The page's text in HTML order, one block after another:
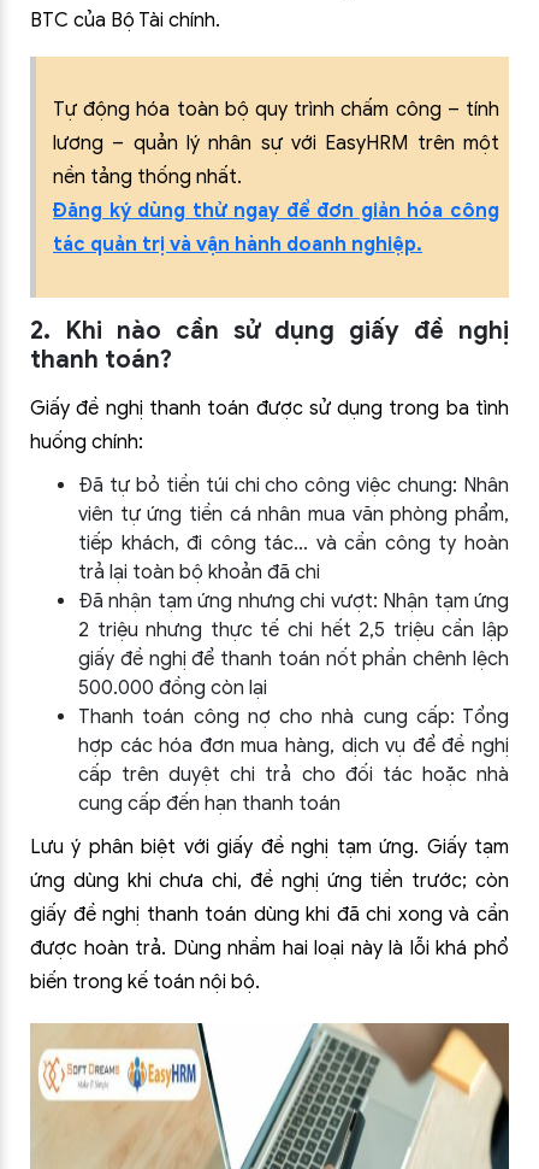
BTC của Bộ Tài chính.
Tự động hóa toàn bộ quy trình chấm công – tính
lương – quản lý nhân sự với EasyHRM trên một
nền tảng thống nhất.
Đăng ký dùng thử ngay để đơn giản hóa công
tác quản trị và vận hành doanh nghiệp.
2. Khi nào cần sử dụng giấy đề nghị
thanh toán?
Giấy đề nghị thanh toán được sử dụng trong ba tình
huống chính:
Đã tự bỏ tiền túi chi cho công việc chung: Nhân
viên tự ứng tiền cá nhân mua văn phòng phẩm,
tiếp khách, đi công tác… và cần công ty hoàn
trả lại toàn bộ khoản đã chi
Đã nhận tạm ứng nhưng chi vượt: Nhận tạm ứng
2 triệu nhưng thực tế chi hết 2,5 triệu cần lập
giấy đề nghị để thanh toán nốt phần chênh lệch
500.000 đồng còn lại
Thanh toán công nợ cho nhà cung cấp: Tổng
hợp các hóa đơn mua hàng, dịch vụ để đề nghị
cấp trên duyệt chi trả cho đối tác hoặc nhà
cung cấp đến hạn thanh toán
Lưu ý phân biệt với giấy đề nghị tạm ứng. Giấy tạm
ứng dùng khi chưa chi, đề nghị ứng tiền trước; còn
giấy đề nghị thanh toán dùng khi đã chi xong và cần
được hoàn trả. Dùng nhầm hai loại này là lỗi khá phổ
biến trong kế toán nội bộ.